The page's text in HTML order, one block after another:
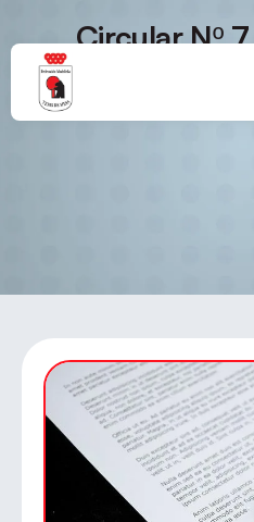
Circular Nº
2013/14 –